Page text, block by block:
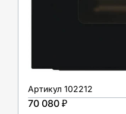
Артикул 102212
70 080 ₽